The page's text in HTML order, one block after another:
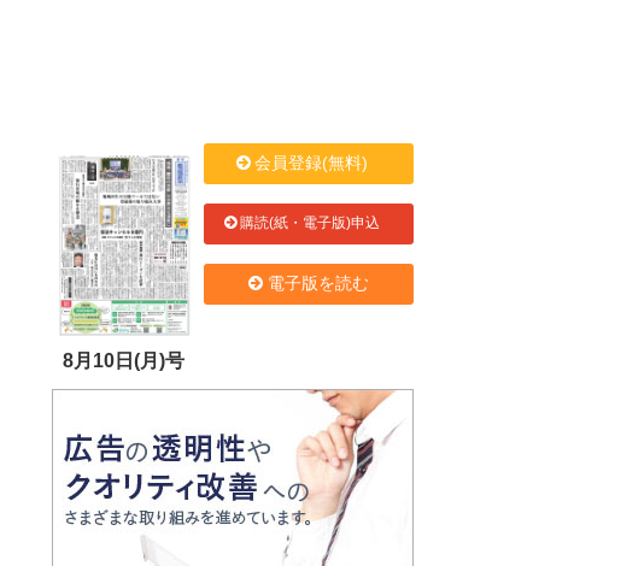
8月10日(月)号
会員登録(無料)
購読(紙・電子版)申込
電子版を読む